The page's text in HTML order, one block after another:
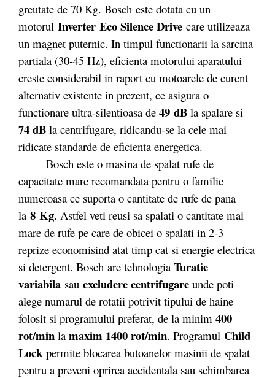
greutate de 70 Kg. Bosch este dotata cu un
motorul Inverter Eco Silence Drive care utilizeaza
un magnet puternic. In timpul functionarii la sarcina
partiala (30-45 Hz), eficienta motorului aparatului
creste considerabil in raport cu motoarele de curent
alternativ existente in prezent, ce asigura o
functionare ultra-silentioasa de 49 dB la spalare si
74 dB la centrifugare, ridicandu-se la cele mai
ridicate standarde de eficienta energetica.
Bosch este o masina de spalat rufe de
capacitate mare recomandata pentru o familie
numeroasa ce suporta o cantitate de rufe de pana
la 8 Kg. Astfel veti reusi sa spalati o cantitate mai
mare de rufe pe care de obicei o spalati in 2-3
reprize economisind atat timp cat si energie electrica
si detergent. Bosch are tehnologia Turatie
variabila sau excludere centrifugare unde poti
alege numarul de rotatii potrivit tipului de haine
folosit si programului preferat, de la minim 400
rot/min la maxim 1400 rot/min. Programul Child
Lock permite blocarea butoanelor masinii de spalat
pentru a preveni oprirea accidentala sau schimbarea